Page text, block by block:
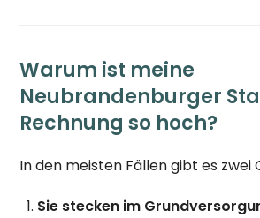
Warum ist meine
Neubrandenburger
Rechnung so hoch?
In den meisten Fällen gibt es zwei
Sie stecken im